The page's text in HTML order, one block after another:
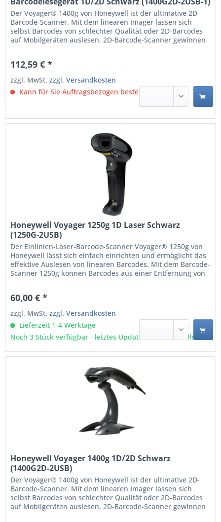
Der Voyager® 1400g von Honeywell ist der ultimative 2D-
Barcode-Scanner. Mit dem linearen Imager lassen sich
selbst Barcodes von schlechter Qualität oder 2D-Barcodes
auf Mobilgeräten auslesen. 2D-Barcode-Scanner gewinnen
Herausforderung, trotz räumlicher...
112,59 € *
zzgl. MwSt.zzgl. Versandkosten
Kann für Sie Auftragsbezogen bestellt werden.
Honeywell Voyager 1250g 1D Laser Schwarz
(1250G-2USB)
Der Einlinien-Laser-Barcode-Scanner Voyager® 1250g von
Honeywell lässt sich einfach einrichten und ermöglicht das
effektive Auslesen von linearen Barcodes. Mit dem Barcode-
Scanner 1250g können Barcodes aus einer Entfernung von
Einsatz als Freihand-Scanner dient ein leicht...
60,00 € *
zzgl. MwSt.zzgl. Versandkosten
Lieferzeit 1-4 Werktage
Noch 3 Stück verfügbar - letztes Update 06.08 - 3:03 Uhr
Honeywell Voyager 1400g 1D/2D Schwarz
(1400G2D-2USB)
Der Voyager® 1400g von Honeywell ist der ultimative 2D-
Barcode-Scanner. Mit dem linearen Imager lassen sich
selbst Barcodes von schlechter Qualität oder 2D-Barcodes
auf Mobilgeräten auslesen. 2D-Barcode-Scanner gewinnen